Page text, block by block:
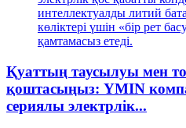
Қуаттың таусылуы мен
қоштасыңыз: YMIN
сериялы электрлік...